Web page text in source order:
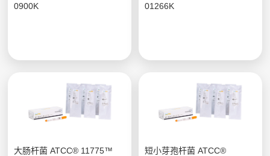
0900K
01266K
大肠杆菌 ATCC® 11775™
短小芽孢杆菌 ATCC®